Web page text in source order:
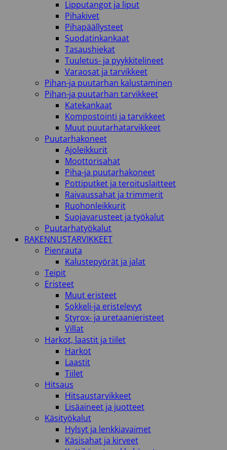
Lipputangot ja liput
Pihakivet
Pihapäällysteet
Suodatinkankaat
Tasaushiekat
Tuuletus- ja pyykkitelineet
Varaosat ja tarvikkeet
Pihan-ja puutarhan kalustaminen
Pihan-ja puutarhan tarvikkeet
Katekankaat
Kompostointi ja tarvikkeet
Muut puutarhatarvikkeet
Puutarhakoneet
Ajoleikkurit
Moottorisahat
Piha-ja puutarhakoneet
Pottiputket ja teroituslaitteet
Raivaussahat ja trimmerit
Ruohonleikkurit
Suojavarusteet ja työkalut
Puutarhatyökalut
RAKENNUSTARVIKKEET
Pienrauta
Kalustepyörät ja jalat
Teipit
Eristeet
Muut eristeet
Sokkeli-ja eristelevyt
Styrox- ja uretaanieristeet
Villat
Harkot, laastit ja tiilet
Harkot
Laastit
Tiilet
Hitsaus
Hitsaustarvikkeet
Lisäaineet ja juotteet
Käsityökalut
Hylsyt ja lenkkiavaimet
Käsisahat ja kirveet